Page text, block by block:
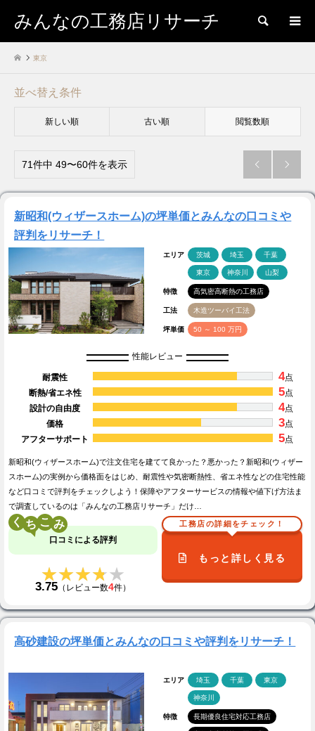
みんなの工務店リサーチ 検索
東京
並べ替え条件
新しい順 古い順 閲覧数順
71件中 49〜60件を表示  
新昭和(ウィザースホーム)の坪単価とみんなの口コミや
評判をリサーチ！
エリア 茨城 埼玉 千葉
東京 神奈川 山梨
特徴 高気密高断熱の工務店
工法 木造ツーバイ工法
坪単価 50 ～ 100 万円
性能レビュー
耐震性 4点
断熱/省エネ性
5点
設計の自由度
4点
価格
3点
アフターサポート
5点
新昭和(ウィザースホーム)で注文住宅を建てて良かった？悪かった？新昭和(ウィザー
スホーム)の実例から価格面をはじめ、耐震性や気密断熱性、省エネ性などの住宅性能
など口コミで評判をチェックしよう！保障やアフターサービスの情報や値下げ方法ま
で調査しているのは「みんなの工務店リサーチ」だけ…
く こ
口コミによる評判
★★★★★
★★★★★
3.75 （レビュー数4件）
工務店の詳細をチェック！
もっと詳しく見る
高砂建設の坪単価とみんなの口コミや評判をリサーチ！
エリア 埼玉 千葉 東京
神奈川
特徴 長期優良住宅対応工務店